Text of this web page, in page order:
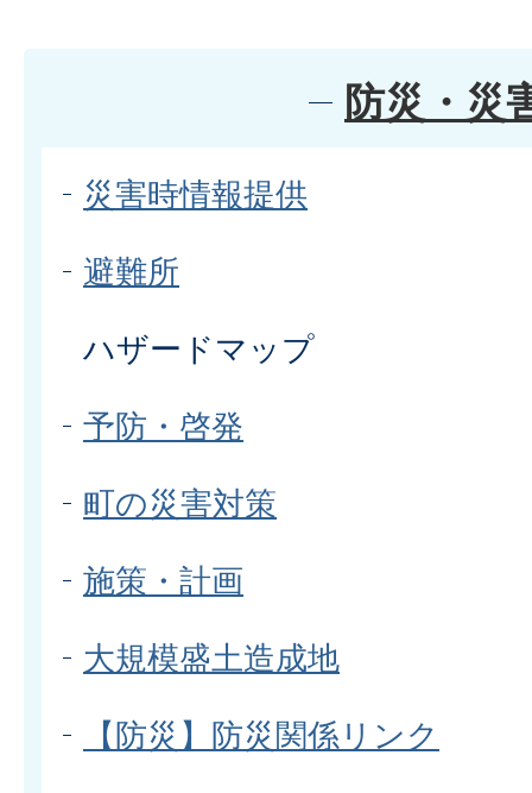
防災・災
災害時情報提供
避難所
ハザードマップ
予防・啓発
町の災害対策
施策・計画
大規模盛土造成地
【防災】防災関係リンク